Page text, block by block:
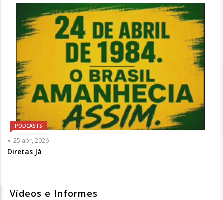
PODCASTS
25 abr, 2026
Diretas Já
Vídeos e Informes